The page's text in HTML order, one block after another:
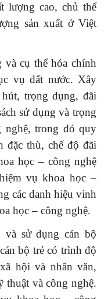
lượng cao, chủ thể
sản xuất ở Việt
và cụ thể hóa chính
vụ đất nước. Xây
trọng dụng, đãi
sử dụng và trọng
nghệ, trong đó quy
đặc thù, chế độ đãi
học – công nghệ
vụ khoa học –
các danh hiệu vinh
học – công nghệ.
và sử dụng cán bộ
bộ trẻ có trình độ
hội và nhân văn,
thuật và công nghệ.